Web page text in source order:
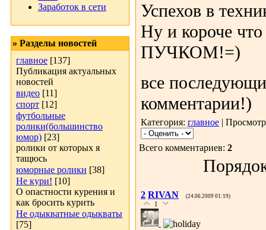
Заработок в сети
» Разделы новостей
главное [137]
Публикация актуальных
новостей
видео [11]
спорт [12]
футбольные
ролики(большинство
юмор) [23]
ролики от которых я
тащюсь
юморные ролики [38]
Не кури! [10]
О опастности курения и
как бросить курить
Не одыкватные одыкваты
[75]
Успехов в
Ну и короче
ПУЧКОМ!=)
все
комментарии!)
Категория: главное |
Всего комментариев: 2
2 RIVAN (24.06.2009 01:19)
1